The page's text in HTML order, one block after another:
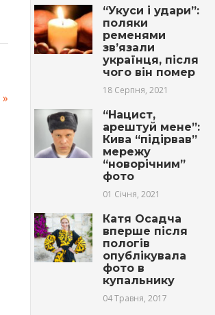
“Укуси і удари”:
поляки
ременями
зв’язали
українця, після
чого він помер
18 Серпня, 2021
“Нацист,
арештуй мене”:
Кива “підірвав”
мережу
“новорічним”
фото
01 Січня, 2021
Катя Осадча
вперше після
пологів
опублікувала
фото в
купальнику
04 Травня, 2017